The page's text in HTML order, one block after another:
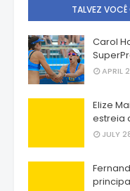
TALVEZ
Carol
APRIL
Elize
estreia
JULY